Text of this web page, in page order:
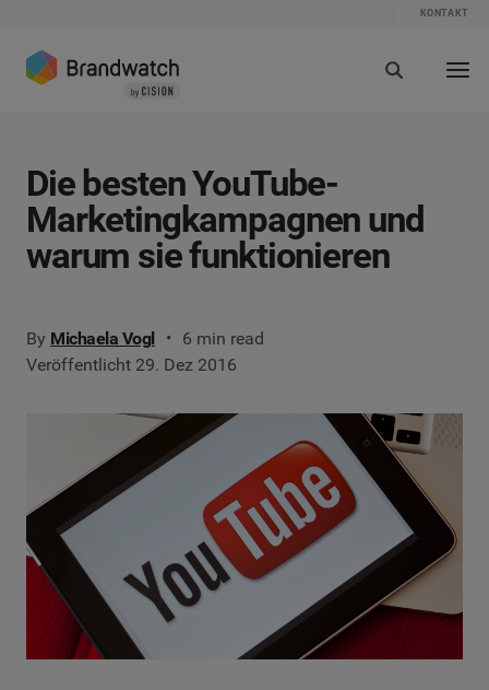
KONTAKT
Die besten YouTube-
Marketingkampagnen und
warum sie funktionieren
By Michaela Vogl
6 min read
Veröffentlicht 29. Dez 2016